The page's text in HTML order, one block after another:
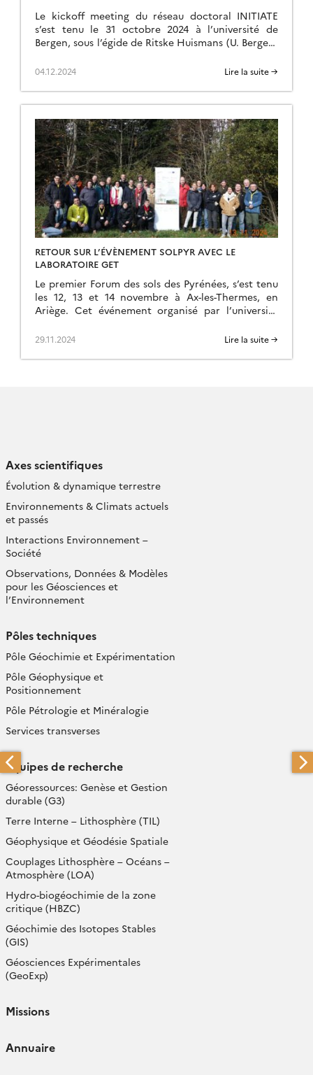
Le kickoff meeting du réseau doctoral INITIATE
s’est tenu le 31 octobre 2024 à l’université de
Bergen, sous l’égide de Ritske Huismans (U. Bergen)
04.12.2024 Lire la suite →
RETOUR SUR L’ÉVÈNEMENT SOLPYR AVEC LE
LABORATOIRE GET
Le premier Forum des sols des Pyrénées, s’est tenu
les 12, 13 et 14 novembre à Ax-les-Thermes, en
Ariège. Cet événement organisé par l’université
29.11.2024 Lire la suite →
Axes scientifiques
Évolution & dynamique terrestre
Environnements & Climats actuels
et passés
Interactions Environnement –
Société
Observations, Données & Modèles
pour les Géosciences et
l’Environnement
Pôles techniques
Pôle Géochimie et Expérimentation
Pôle Géophysique et
Positionnement
Pôle Pétrologie et Minéralogie
Services transverses
Équipes de recherche
Géoressources: Genèse et Gestion
durable (G3)
Terre Interne – Lithosphère (TIL)
Géophysique et Géodésie Spatiale
Couplages Lithosphère – Océans –
Atmosphère (LOA)
Hydro-biogéochimie de la zone
critique (HBZC)
Géochimie des Isotopes Stables
(GIS)
Géosciences Expérimentales
(GeoExp)
Missions
Annuaire